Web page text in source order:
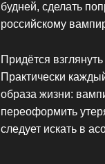
будней, сделать
российскому
Придётся
Практически
образа жизни:
переоформить
следует искать в